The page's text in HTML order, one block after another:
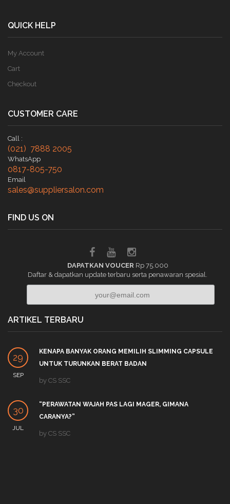
QUICK HELP
My Account
Cart
Checkout
CUSTOMER CARE
Call :
(021) 7888 2005
WhatsApp
0817-805-750
Email
sales@suppliersalon.com
FIND US ON
DAPATKAN VOUCER Rp 75.000
Daftar & dapatkan update terbaru serta penawaran spesial.
ARTIKEL TERBARU
29
SEP
KENAPA BANYAK ORANG MEMILIH SLIMMING CAPSULE
UNTUK TURUNKAN BERAT BADAN
by CS SSC
30
JUL
“PERAWATAN WAJAH PAS LAGI MAGER, GIMANA
CARANYA?”
by CS SSC